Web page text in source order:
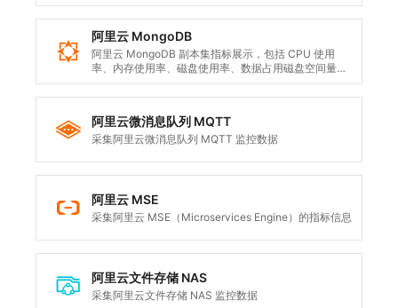
阿里云 MongoDB
阿里云 MongoDB 副本集指标展示，包括 CPU 使用
率、内存使用率、磁盘使用率、数据占用磁盘空间量、
日志占用磁盘空间、每秒语句执行次数、请求数、连接
数、网络流量、复制延迟、QPS 等。 阿里云 MongoDB
磁盘使用率、数据占用磁盘空间量、日志占用磁盘空
间、每秒语句执行次数、请求数、连接数、网络流量、
数、连接数、网络流量、QPS 等。
阿里云微消息队列 MQTT
采集阿里云微消息队列 MQTT 监控数据
阿里云 MSE
采集阿里云 MSE（Microservices Engine）的指标信息
阿里云文件存储 NAS
采集阿里云文件存储 NAS 监控数据